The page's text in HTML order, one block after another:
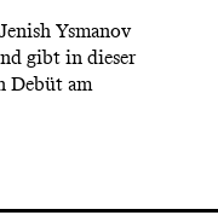
Ysmanov
gibt in dieser
Debüt am